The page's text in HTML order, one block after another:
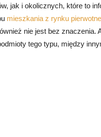
jak i okolicznych, które to
mieszkania z rynku
nie jest bez znaczenia.
tego typu, między